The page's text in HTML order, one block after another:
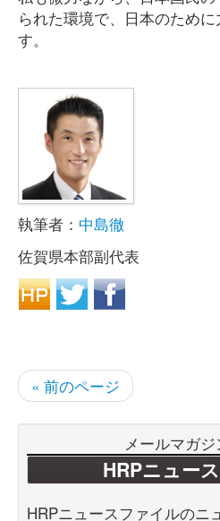
られた環境で、日本のため
す。
執筆者： 中島徹
佐賀県本部副代表
« 前のページ
メールマガ
HRPニュー
HRPニュースファイルのニ